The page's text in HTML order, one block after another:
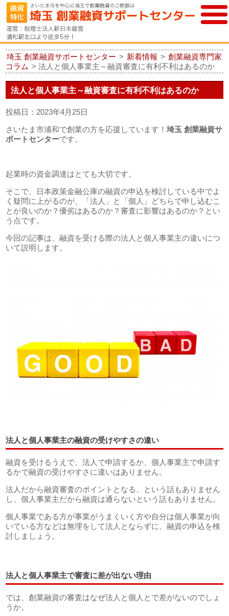
埼玉 創業融資サポートセンター > 新着情報 > 創業融資専門家
コラム >法人と個人事業主～融資審査に有利不利はあるのか
法人と個人事業主～融資審査に有利不利はあるのか
投稿日：2023年4月25日
さいたま市浦和で創業の方を応援しています！埼玉 創業融資サ
ポートセンターです。
起業時の資金調達はとても大切です。
そこで、日本政策金融公庫の融資の申込を検討している中でよ
く疑問に上がるのが、「法人」と「個人」どちらで申し込むこ
とが良いのか？優劣はあるのか？審査に影響はあるのか？とい
う点です。
今回の記事は、融資を受ける際の法人と個人事業主の違いにつ
いて説明します。
法人と個人事業主の融資の受けやすさの違い
融資を受けるうえで、法人で申請するか、個人事業主で申請す
るかで融資の受けやすさに違いはありません。
法人だから融資審査のポイントとなる、という話もありません
し、個人事業主だから融資は通らないという話もありません。
個人事業である方が事業がうまくいく方や自分は個人事業が向
いている方などは無理をして法人とならずに、融資の申込を検
討しましょう。
法人と個人事業主で審査に差が出ない理由
では、創業融資の審査はなぜ法人と個人とで差がないのでしょ
うか。